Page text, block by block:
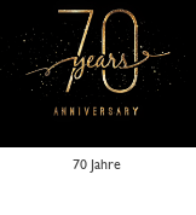
70 Jahre